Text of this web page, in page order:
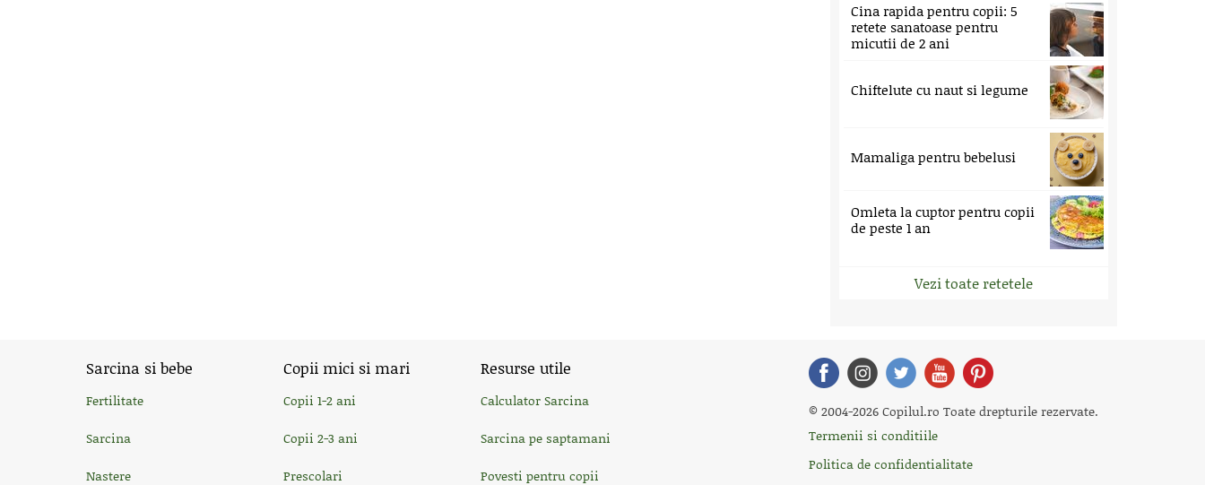
Cina rapida pentru copii: 5
retete sanatoase pentru
micutii de 2 ani
Chiftelute cu naut si legume
Mamaliga pentru bebelusi
Omleta la cuptor pentru copii
de peste 1 an
Vezi toate retetele
Sarcina si bebe
Fertilitate
Sarcina
Nastere
Copii mici si mari
Copii 1-2 ani
Copii 2-3 ani
Prescolari
Resurse utile
Calculator Sarcina
Sarcina pe saptamani
Povesti pentru copii
© 2004-2026 Copilul.ro Toate drepturile rezervate.
Termenii si conditiile
Politica de confidentialitate